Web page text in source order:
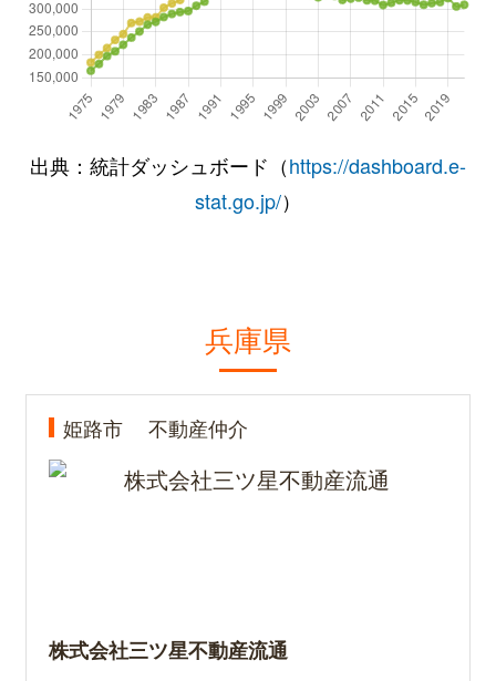
出典：統計ダッシュボード（https://dashboard.e-
stat.go.jp/）
兵庫県
姫路市 不動産仲介
株式会社三ツ星不動産流通